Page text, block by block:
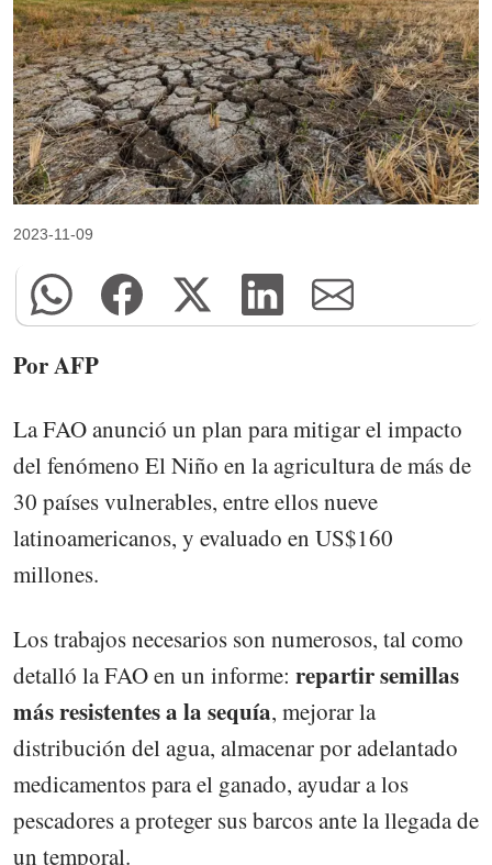
2023-11-09
Por AFP
La FAO anunció un plan para mitigar el impacto
del fenómeno El Niño en la agricultura de más de
30 países vulnerables, entre ellos nueve
latinoamericanos, y evaluado en US$160
millones.
Los trabajos necesarios son numerosos, tal como
detalló la FAO en un informe: repartir semillas
más resistentes a la sequía, mejorar la
distribución del agua, almacenar por adelantado
medicamentos para el ganado, ayudar a los
pescadores a proteger sus barcos ante la llegada de
un temporal.